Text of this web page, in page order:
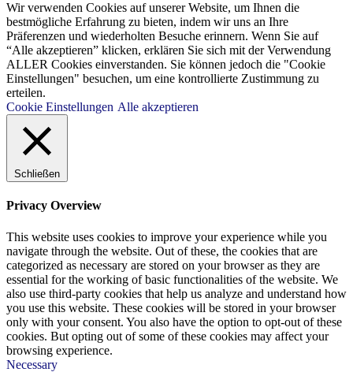
Wir verwenden Cookies auf unserer Website, um Ihnen die
bestmögliche Erfahrung zu bieten, indem wir uns an Ihre
Präferenzen und wiederholten Besuche erinnern. Wenn Sie auf
“Alle akzeptieren” klicken, erklären Sie sich mit der Verwendung
ALLER Cookies einverstanden. Sie können jedoch die "Cookie
Einstellungen" besuchen, um eine kontrollierte Zustimmung zu
erteilen.
Cookie Einstellungen Alle akzeptieren
Schließen
Privacy Overview
This website uses cookies to improve your experience while you
navigate through the website. Out of these, the cookies that are
categorized as necessary are stored on your browser as they are
essential for the working of basic functionalities of the website. We
also use third-party cookies that help us analyze and understand how
you use this website. These cookies will be stored in your browser
only with your consent. You also have the option to opt-out of these
cookies. But opting out of some of these cookies may affect your
browsing experience.
Necessary